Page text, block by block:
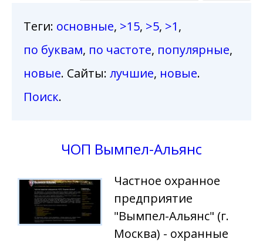
Теги: основные, >15, >5, >1,
по буквам, по частоте, популярные,
новые. Сайты: лучшие, новые.
Поиск.
ЧОП Вымпел-Альянс
Частное охранное
предприятие
"Вымпел-Альянс" (г.
Москва) - охранные